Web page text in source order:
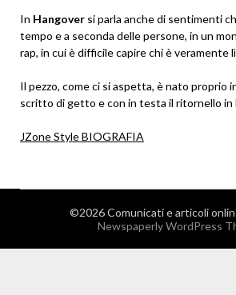
In Hangover si parla anche di sentimenti
tempo e a seconda delle persone, in un
rap, in cui è difficile capire chi è veramente
Il pezzo, come ci si aspetta, è nato proprio
scritto di getto e con in testa il ritornello in
JZone Style BIOGRAFIA
©2026 Comunicati e articoli
Newspaperly WordPress